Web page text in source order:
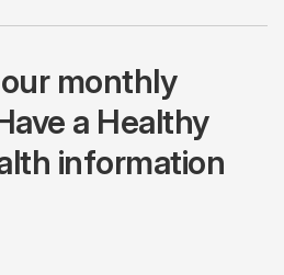
monthly
a Healthy
information